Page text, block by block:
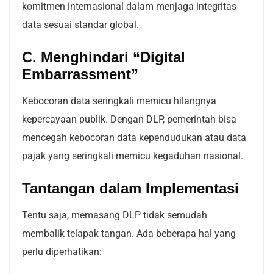
komitmen internasional dalam menjaga integritas
data sesuai standar global.
C. Menghindari “Digital
Embarrassment”
Kebocoran data seringkali memicu hilangnya
kepercayaan publik. Dengan DLP, pemerintah bisa
mencegah kebocoran data kependudukan atau data
pajak yang seringkali memicu kegaduhan nasional.
Tantangan dalam Implementasi
Tentu saja, memasang DLP tidak semudah
membalik telapak tangan. Ada beberapa hal yang
perlu diperhatikan: